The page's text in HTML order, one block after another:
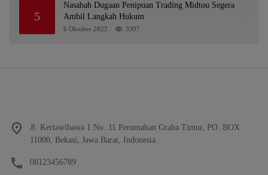
5
Nasabah Dugaan Penipuan Trading Midtou Segera
Ambil Langkah Hukum
6 Oktober 2022 3397
Jl. Kertawibawa 1 No. 11 Perumahan Graha Timur, PO. BOX
11000, Bekasi, Jawa Barat, Indonesia
08123456789